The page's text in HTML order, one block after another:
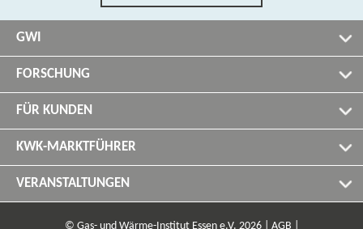
GWI
FORSCHUNG
FÜR KUNDEN
KWK-MARKTFÜHRER
VERANSTALTUNGEN
© Gas- und Wärme-Institut Essen e.V. 2026 | AGB |